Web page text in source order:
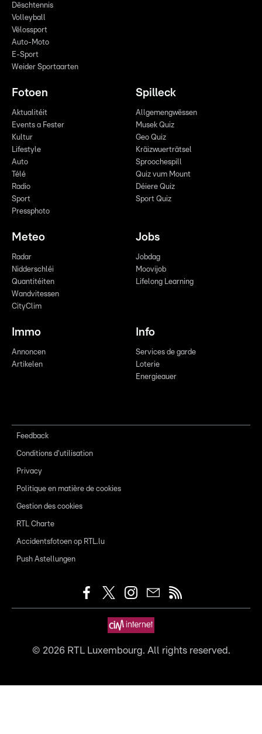
Dëschtennis
Volleyball
Vëlossport
Auto-Moto
E-Sport
Weider Sportaarten
Fotoen
Aktualitéit
Events a Fester
Kultur
Lifestyle
Auto
Télé
Radio
Sport
Pressphoto
Spilleck
Allgemengwëssen
Musek Quiz
Geo Quiz
Kräizwuerträtsel
Sproochespill
Quiz vum Mount
Déiere Quiz
Sport Quiz
Meteo
Radar
Nidderschléi
Quantitéiten
Wandvitessen
CityClim
Jobs
Jobdag
Moovijob
Lifelong Learning
Immo
Annoncen
Artikelen
Info
Services de garde
Loterie
Energieauer
Feedback
Conditions d'utilisation
Privacy
Politique en matière de cookies
Gestion des cookies
RTL Charte
Accidentsfotoen op RTL.lu
Push Astellungen
© 2026RTL Luxembourg. All rights reserved.